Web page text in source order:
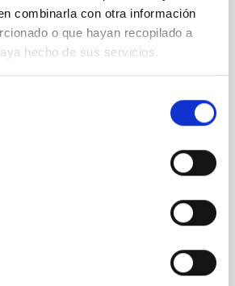
combinarla con otra información
o que hayan recopilado a
hecho de sus servicios.
8 de octubre, Santa Cruz de La
Congreso Dark & Quiet Skies for
(Cielos Oscuros y Tranquilos
está organizada por el Instituto de